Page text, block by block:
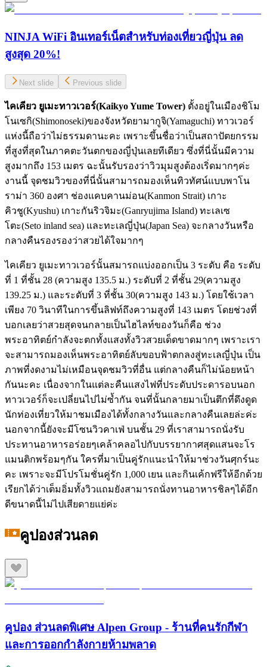
NINJA WiFi อินเทอร์เน็ตสำหรับท่องเที่ยวญี่ปุ่น ลด
สูงสุด 20%!
Next slide Previous slide
ไคเคียว ยูเมะทาวเวอร์(Kaikyo Yume Tower) ตั้งอยู่ในเมืองชิโม
โนเซกิ(Shimonoseki)ของจังหวัดยามากูจิ(Yamaguchi) ทาวเวอร์
แห่งนี้ถือว่าไม่ธรรมดานะคะ เพราะขึ้นชื่อว่าเป็นสถาปัตยกรรม
ที่สูงที่สุดในภาคตะวันตกของญี่ปุ่นเลยทีเดียว ซึ่งที่นี่นั้นมีความ
สูงมากถึง 153 เมตร ฉะนั้นรับรองว่าวิวมุมสูงต้องเริ่ดมากๆค่ะ
งานนี้ จุดชมวิวของที่นี่นั้นสามารถมองเห็นทิวทัศน์แบบพาโน
ราม่า 360 องศา ช่องแคบคานม่อน(Kanmon Strait) เกาะ
คิวชู(Kyushu) เกาะกันริวจิมะ(Ganryujima Island) ทะเลเซ
โตะ(Seto inland sea) และทะเลญี่ปุ่น(Japan Sea) จะกลางวันหรือ
กลางคืนรองรองว่าสวยได้ใจมากๆ
ไคเคียว ยูเมะทาวเวอร์นั้นสมารถแบ่งออกเป็น 3 ระดับ คือ ระดับ
ที่ 1 ที่ชั้น 28 (ความสูง 135.5 ม.) ระดับที่ 2 ที่ชั้น 29(ความสูง
139.25 ม.) และระดับที่ 3 ที่ชั้น 30(ความสูง 143 ม.) โดยใช้เวลา
เพียง 70 วินาทีในการขึ้นลิฟท์ถึงความสูงที่ 143 เมตร โดยช่วงที่
บอกเลยว่าสวยสุดจนกลายเป็นไฮไลท์ของวันก็คือ ช่วง
พระอาทิตย์กำลังจะตกทั้งแสงทั้งวิวสวยเด็ดขาดมากๆ เพราะเรา
จะสามารถมองเห็นพระอาทิตย์ลับขอบฟ้าตกลงสู่ทะเลญี่ปุ่น เป็น
ภาพที่งดงามไม่เหมือนจุดชมวิวที่อื่น แต่กลางคืนก็ไม่น้อยหน้า
กันนะคะ เนื่องจากในแต่ละคืนแสงไฟที่ประดับประดารอบนอก
ทาวเวอร์ก็จะเปลี่ยนไปไม่ซ้ำกัน จนที่นั้นกลายมาเป็นตึกที่ดึงดูด
นักท่องเที่ยวให้มาชมเมืองได้ทั้งกลางวันและกลางคืนเลยล่ะค่ะ
นอกจากนี้ยังจะมีโซนวิวคาเฟ่ บนชั้น 29 ที่เราสามารถนั่งรับ
ประทานอาหารอร่อยๆเคล้าคลอไปกับบรรยากาศสุดแสนจะโร
แมนติกพร้อมๆกัน ใครที่มาเป็นคู่รักแนะนำให้มาช่วงวันศุกร์นะ
คะ เพราะจะมีโปรโมชั่นคู่รัก 1,000 เยน และกินเค้กฟรีให้อีกด้วย
เรียกได้ว่าเต็มอิ่มทั้งวิวแถมยังสามารถนั่งทานอาหารชิลๆได้อีก
ดีขนาดนี้ไม่ไปเสียดายแย่ค่ะ
คูปองส่วนลด
คูปอง ส่วนลดพิเศษ Alpen Group - ร้านที่คนรักกีฬา
และการออกกำลังกายห้ามพลาด